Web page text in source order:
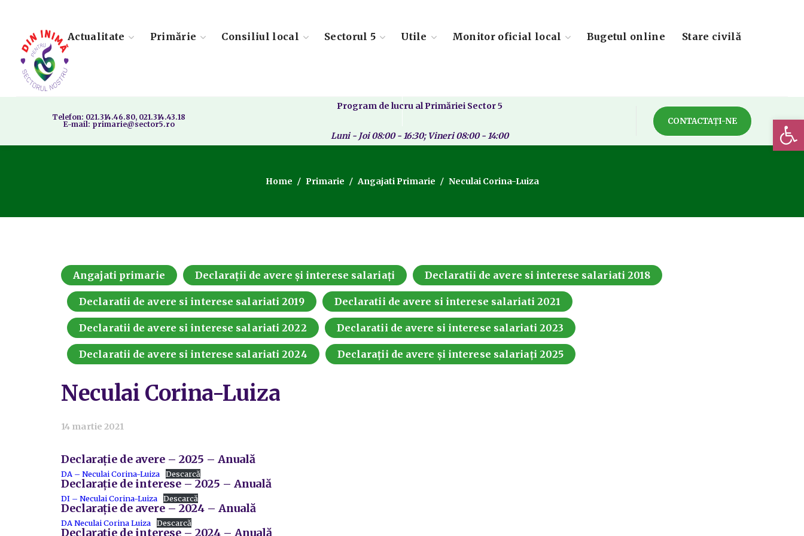
Actualitate Primărie Consiliul local Sectorul 5 Utile Monitor oficial local Bugetul online Stare civilă
Telefon: 021.314.46.80, 021.314.43.18
E-mail: primarie@sector5.ro
Program de lucru al Primăriei Sector 5
Luni - Joi 08:00 - 16:30; Vineri 08:00 - 14:00
CONTACTAȚI-NE
Home Primarie Angajati Primarie Neculai Corina-Luiza
Angajati primarie Declarații de avere și interese salariați Declaratii de avere si interese salariati 2018
Declaratii de avere si interese salariati 2019 Declaratii de avere si interese salariati 2021
Declaratii de avere si interese salariati 2022 Declaratii de avere si interese salariati 2023
Declaratii de avere si interese salariati 2024 Declarații de avere și interese salariați 2025
Neculai Corina-Luiza
14 martie 2021
Declarație de avere – 2025 – Anuală
DA – Neculai Corina-Luiza Descarcă
Declarație de interese – 2025 – Anuală
DI – Neculai Corina-Luiza Descarcă
Declarație de avere – 2024 – Anuală
DA Neculai Corina Luiza Descarcă
Declarație de interese – 2024 – Anuală